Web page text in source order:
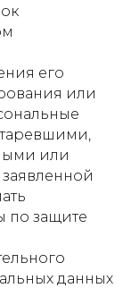
его
или
или
по защите
данных